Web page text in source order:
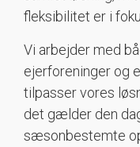
fleksibilitet er i
Vi arbejder med
ejerforeninger og
tilpasser vores
det gælder den
sæsonbestemte